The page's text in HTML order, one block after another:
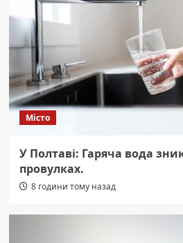
Місто
У Полтаві: Гаряча вода
провулках.
8 години тому назад